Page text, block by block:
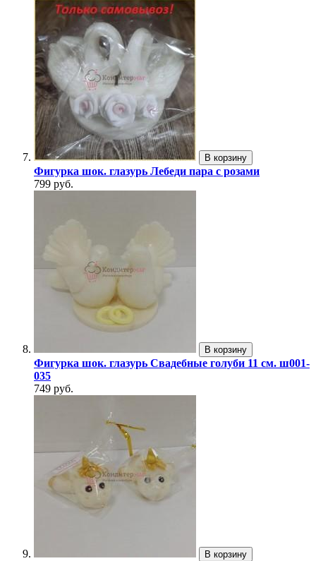
В корзину
Фигурка шок. глазурь Лебеди пара с розами
799 руб.
В корзину
Фигурка шок. глазурь Свадебные голуби 11 см. ш001-
035
749 руб.
В корзину